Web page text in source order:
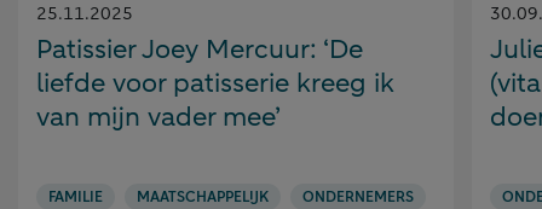
Gepubliceerd
op:
25.11.2025
Patissier Joey Mercuur: ‘De
liefde voor patisserie kreeg ik
van mijn vader mee’
FAMILIE MAATSCHAPPELIJK ONDERNEMERS
op: